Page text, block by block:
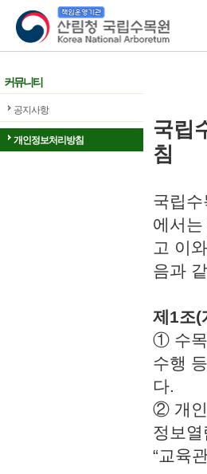
산림청 국립수목원
커뮤니티
공지사항
개인정보처리방침
국립
침
국립
에서
고 이
음과
제1조(
① 수목
수행
다.
② 개인
정보
“교육